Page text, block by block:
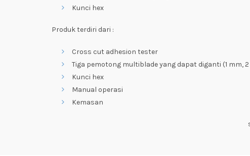
Kunci hex
Produk terdiri dari :
Cross cut adhesion tester
Tiga pemotong multiblade yang dapat diganti (1 mm,
Kunci hex
Manual operasi
Kemasan